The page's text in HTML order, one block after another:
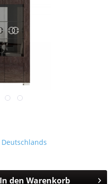
In den Warenkorb